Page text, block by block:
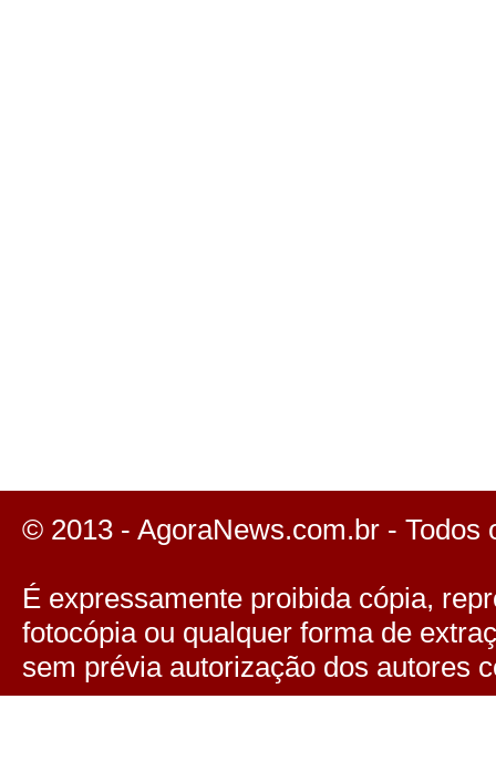
© 2013 - AgoraNews.com.br - Todos
É expressamente proibida cópia,
fotocópia ou qualquer forma de
sem prévia autorização dos autores